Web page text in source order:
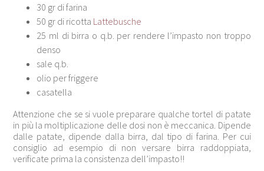
30 gr di farina
50 gr di ricotta Lattebusche
25 ml di birra o q.b. per rendere l’impasto non troppo
denso
sale q.b.
olio per friggere
casatella
Attenzione che se si vuole preparare qualche tortel di patate
in più la moltiplicazione delle dosi non è meccanica. Dipende
dalle patate, dipende dalla birra, dal tipo di farina. Per cui
consiglio ad esempio di non versare birra raddoppiata,
verificate prima la consistenza dell’impasto!!